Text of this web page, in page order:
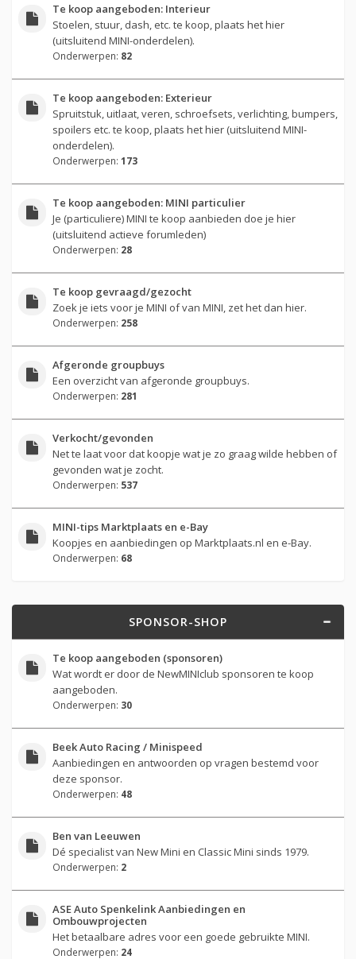
Te koop aangeboden: Interieur
Stoelen, stuur, dash, etc. te koop, plaats het hier
(uitsluitend MINI-onderdelen).
Onderwerpen: 82
Te koop aangeboden: Exterieur
Spruitstuk, uitlaat, veren, schroefsets, verlichting, bumpers,
spoilers etc. te koop, plaats het hier (uitsluitend MINI-
onderdelen).
Onderwerpen: 173
Te koop aangeboden: MINI particulier
Je (particuliere) MINI te koop aanbieden doe je hier
(uitsluitend actieve forumleden)
Onderwerpen: 28
Te koop gevraagd/gezocht
Zoek je iets voor je MINI of van MINI, zet het dan hier.
Onderwerpen: 258
Afgeronde groupbuys
Een overzicht van afgeronde groupbuys.
Onderwerpen: 281
Verkocht/gevonden
Net te laat voor dat koopje wat je zo graag wilde hebben of
gevonden wat je zocht.
Onderwerpen: 537
MINI-tips Marktplaats en e-Bay
Koopjes en aanbiedingen op Marktplaats.nl en e-Bay.
Onderwerpen: 68
SPONSOR-SHOP
Te koop aangeboden (sponsoren)
Wat wordt er door de NewMINIclub sponsoren te koop
aangeboden.
Onderwerpen: 30
Beek Auto Racing / Minispeed
Aanbiedingen en antwoorden op vragen bestemd voor
deze sponsor.
Onderwerpen: 48
Ben van Leeuwen
Dé specialist van New Mini en Classic Mini sinds 1979.
Onderwerpen: 2
ASE Auto Spenkelink Aanbiedingen en
Ombouwprojecten
Het betaalbare adres voor een goede gebruikte MINI.
Onderwerpen: 24